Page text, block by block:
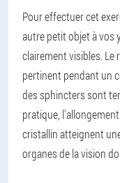
Pour effectuer cet
autre petit objet à vos
clairement visibles. Le
pertinent pendant un
des sphincters sont
pratique,
cristallin atteignent
organes de la vision